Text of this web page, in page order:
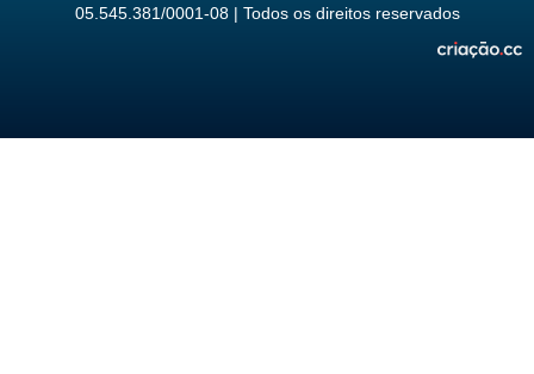
05.545.381/0001-08 | Todos os direitos reservados